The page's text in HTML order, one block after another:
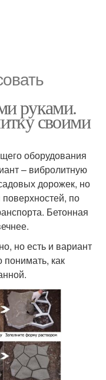
руками.
своими
оборудования
– вибролитную
дорожек, но
по
Бетонная
но есть и вариант
как